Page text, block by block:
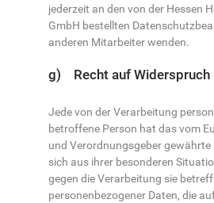
jederzeit an den von der Hessen
GmbH bestellten
anderen Mitarbeiter wenden.
g) Recht auf Widerspruch
Jede von der Verarbeitung
betroffene Person hat das vom
und Verordnungsgeber gewährte
sich aus ihrer besonderen
gegen die Verarbeitung sie
personenbezogener Daten, die